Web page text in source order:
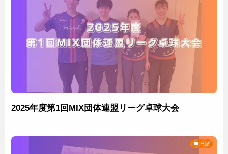
2025年度第1回MIX団体連盟リーグ卓球大会
日記